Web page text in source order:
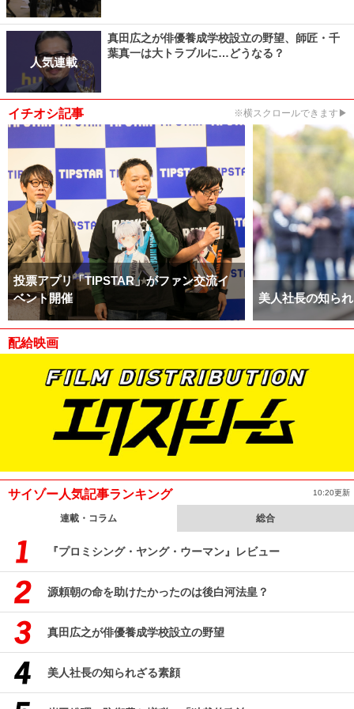
人気連載
真田広之が俳優養成学校設立の野望、師匠・千
葉真一は大トラブルに…どうなる？
イチオシ記事 ※横スクロールできます▶
投票アプリ「TIPSTAR」がファン交流イ
ベント開催
美人社長の知ら
配給映画
サイゾー人気記事ランキング 10:20更新
連載・コラム 総合
『プロミシング・ヤング・ウーマン』レビュー
源頼朝の命を助けたかったのは後白河法皇？
真田広之が俳優養成学校設立の野望
美人社長の知られざる素顔